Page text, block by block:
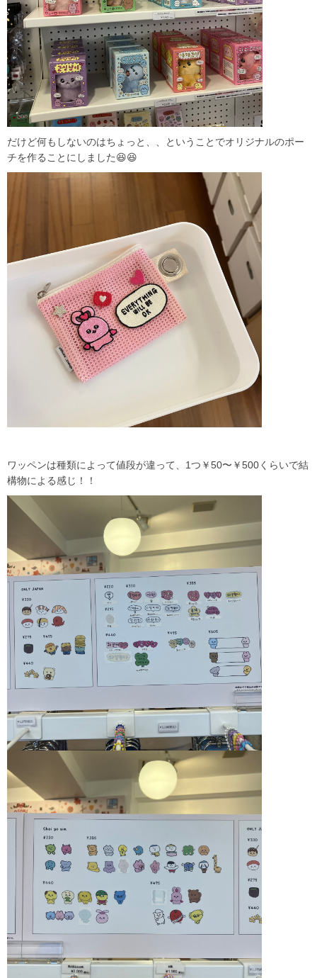
だけど何もしないのはちょっと、、ということでオリジナルのポー
チを作ることにしました😆😆
ワッペンは種類によって値段が違って、1つ￥50〜￥500くらいで結
構物による感じ！！